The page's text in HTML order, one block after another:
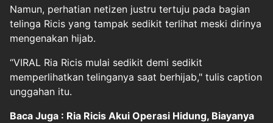
Namun, perhatian netizen justru tertuju pada bagian
telinga Ricis yang tampak sedikit terlihat meski dirinya
mengenakan hijab.
“VIRAL Ria Ricis mulai sedikit demi sedikit
memperlihatkan telinganya saat berhijab," tulis caption
unggahan itu.
Baca Juga : Ria Ricis Akui Operasi Hidung, Biayanya